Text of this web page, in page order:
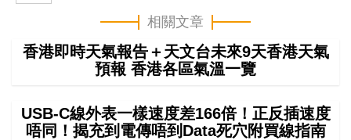
相關文章
香港即時天氣報告＋天文台未來9天香港天氣
預報 香港各區氣溫一覽
USB-C線外表一樣速度差166倍！正反插速度
唔同！揭充到電傳唔到Data死穴附買線指南